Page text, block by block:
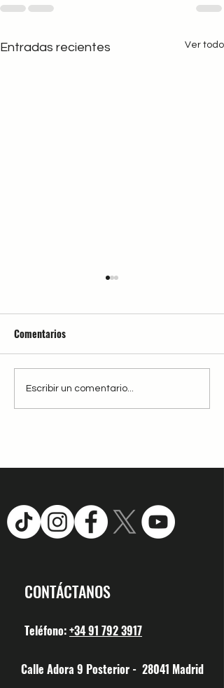
Entradas recientes Ver todo
Se nos ha quemado el
campo, uno de los mas
Comentarios
Escribir un comentario...
CONTÁCTANOS
Teléfono:+34 91 792 3917
Calle Adora 9 Posterior - 28041 Madrid